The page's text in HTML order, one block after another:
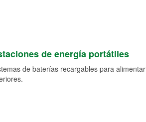
de energía portátiles
de baterías recargables para